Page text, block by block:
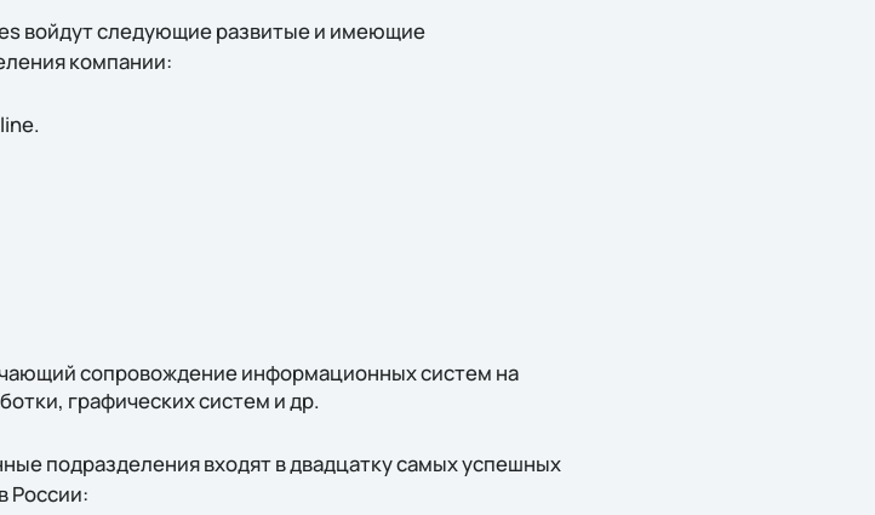
войдут следующие развитые и имеющие
компании:
сопровождение информационных систем на
графических систем и др.
подразделения входят в двадцатку самых успешных
России: